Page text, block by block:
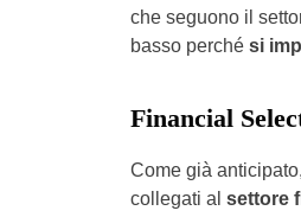
che seguono il
basso perchési
Financial
Come già
collegati al settore